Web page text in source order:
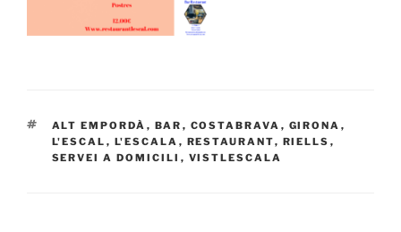
ETIQUETAS
ALT EMPORDÀ , BAR , COSTABRAVA , GIRONA ,
L'ESCAL , L'ESCALA , RESTAURANT, RIELLS ,
SERVEI A DOMICILI , VISTLESCALA